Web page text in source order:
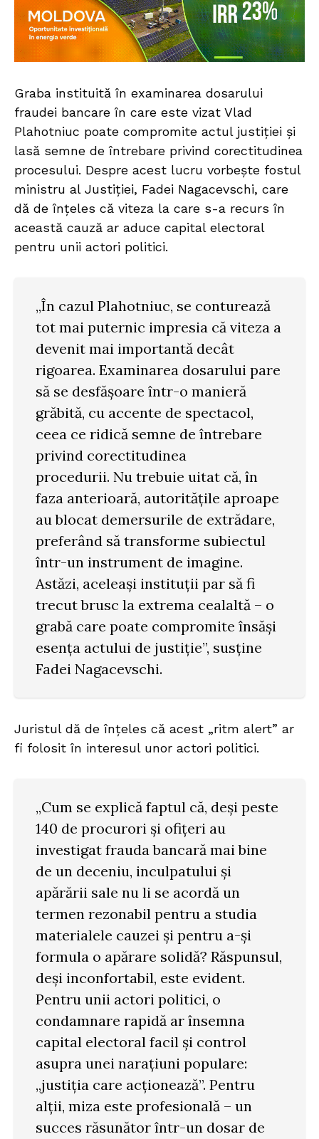
Graba instituită în examinarea dosarului
fraudei bancare în care este vizat Vlad
Plahotniuc poate compromite actul justiției și
lasă semne de întrebare privind corectitudinea
procesului. Despre acest lucru vorbește fostul
ministru al Justiției, Fadei Nagacevschi, care
dă de înțeles că viteza la care s-a recurs în
această cauză ar aduce capital electoral
pentru unii actori politici.
„În cazul Plahotniuc, se conturează
tot mai puternic impresia că viteza a
devenit mai importantă decât
rigoarea. Examinarea dosarului pare
să se desfășoare într-o manieră
grăbită, cu accente de spectacol,
ceea ce ridică semne de întrebare
privind corectitudinea
procedurii. Nu trebuie uitat că, în
faza anterioară, autoritățile aproape
au blocat demersurile de extrădare,
preferând să transforme subiectul
într-un instrument de imagine.
Astăzi, aceleași instituții par să fi
trecut brusc la extrema cealaltă – o
grabă care poate compromite însăși
esența actului de justiție”, susține
Fadei Nagacevschi.
Juristul dă de înțeles că acest „ritm alert” ar
fi folosit în interesul unor actori politici.
„Cum se explică faptul că, deși peste
140 de procurori și ofițeri au
investigat frauda bancară mai bine
de un deceniu, inculpatului și
apărării sale nu li se acordă un
termen rezonabil pentru a studia
materialele cauzei și pentru a-și
formula o apărare solidă? Răspunsul,
deși inconfortabil, este evident.
Pentru unii actori politici, o
condamnare rapidă ar însemna
capital electoral facil și control
asupra unei narațiuni populare:
„justiția care acționează”. Pentru
alții, miza este profesională – un
succes răsunător într-un dosar de